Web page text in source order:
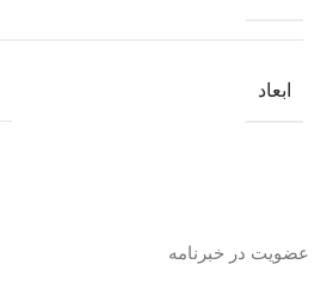
ابعاد
عضویت در خبرنامه